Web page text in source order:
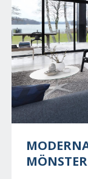
MÖNSTER